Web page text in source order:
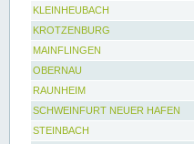
KLEINHEUBACH
KROTZENBURG
MAINFLINGEN
OBERNAU
RAUNHEIM
SCHWEINFURT NEUER HAFEN
STEINBACH